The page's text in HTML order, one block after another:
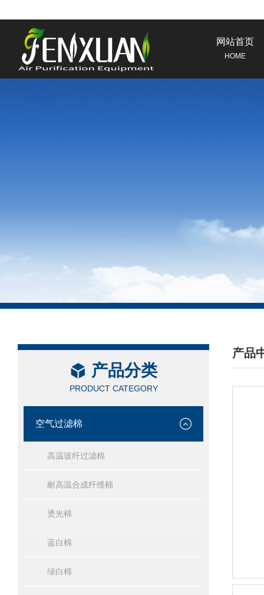
网站首页
HOME
产品分类
PRODUCT CATEGORY
空气过滤棉
高温玻纤过滤棉
耐高温合成纤维棉
烫光棉
蓝白棉
绿白棉
产品
/